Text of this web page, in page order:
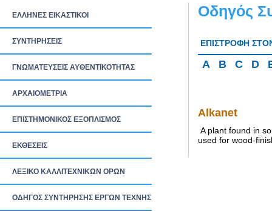
ΕΛΛΗΝΕΣ ΕΙΚΑΣΤΙΚΟΙ
ΣΥΝΤΗΡΗΣΕΙΣ
ΓΝΩΜΑΤΕΥΣΕΙΣ ΑΥΘΕΝΤΙΚΟΤΗΤΑΣ
ΑΡΧΑΙΟΜΕΤΡΙΑ
ΕΠΙΣΤΗΜΟΝΙΚΟΣ ΕΞΟΠΛΙΣΜΟΣ
ΕΚΘΕΣΕΙΣ
ΛΕΞΙΚΟ ΚΑΛΛΙΤΕΧΝΙΚΩΝ ΟΡΩΝ
ΟΔΗΓΟΣ ΣΥΝΤΗΡΗΣΗΣ ΕΡΓΩΝ ΤΕΧΝΗΣ
Οδηγός
ΕΠΙΣΤΡΟΦΗ
A B C D
Alkanet
A plant found in
used for wood-